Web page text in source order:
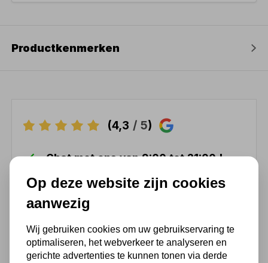
Productkenmerken
(4,3 / 5)
Chat met ons van 9:00 tot 21:00 !
Voor 16.00 u besteld, dezelfde dag
verzonden
(Technische) Vragen ? Bel ons +31
548 51 75 75
1.500 m2 winkel in Rijssen !
Op deze website zijn cookies
aanwezig
Wij gebruiken cookies om uw gebruikservaring te
optimaliseren, het webverkeer te analyseren en
gerichte advertenties te kunnen tonen via derde